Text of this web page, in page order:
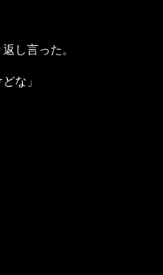
し言った。
な」